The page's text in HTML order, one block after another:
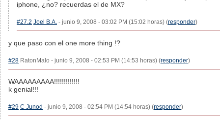
iphone, ¿no? recuerdas el de MX?
#27.2 Joel B.A. - junio 9, 2008 - 03:02 PM (15:02 horas) (responder)
y que paso con el one more thing !?
#28 RatonMalo - junio 9, 2008 - 02:53 PM (14:53 horas) (responder)
WAAAAAAAAA!!!!!!!!!!!!!
k genial!!!
#29 C Junod - junio 9, 2008 - 02:54 PM (14:54 horas) (responder)